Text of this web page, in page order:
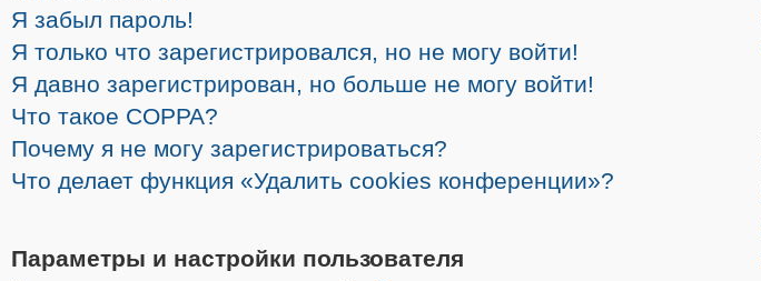
Я забыл пароль!
Я только что зарегистрировался, но не могу войти!
Я давно зарегистрирован, но больше не могу войти!
Что такое COPPA?
Почему я не могу зарегистрироваться?
Что делает функция «Удалить cookies конференции»?
Параметры и настройки пользователя